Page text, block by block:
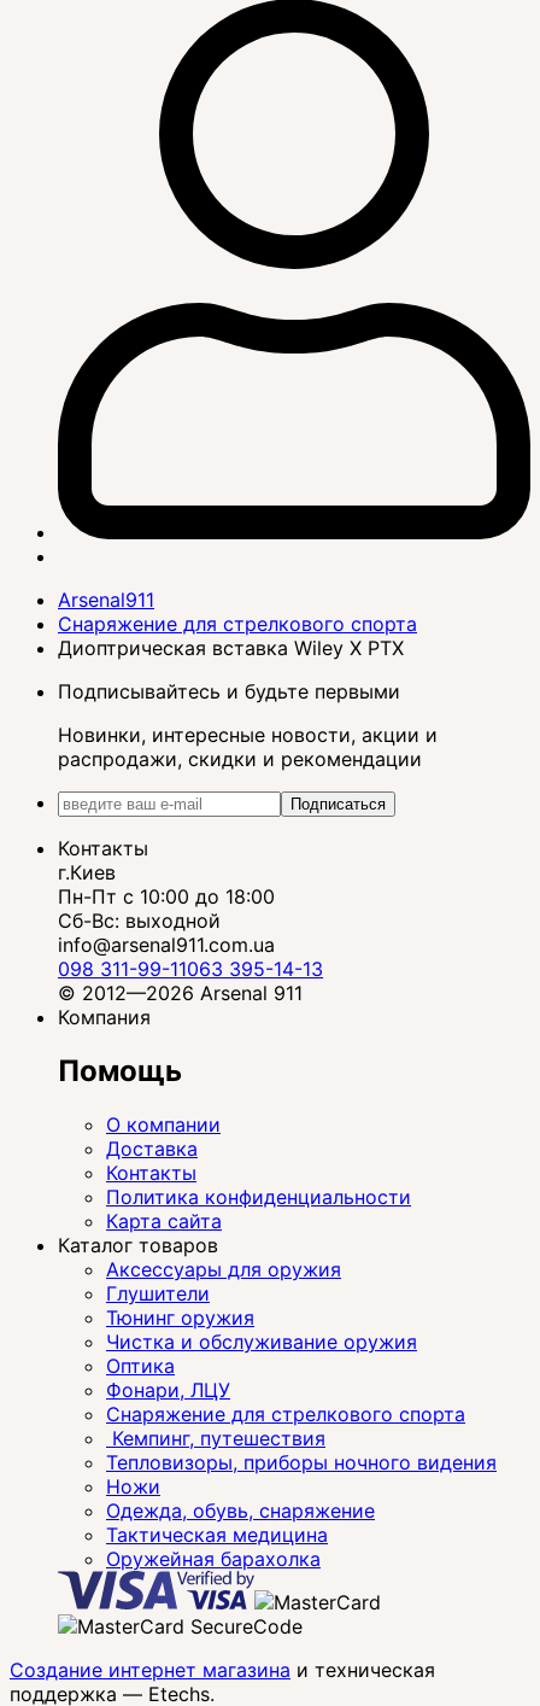
Arsenal911
Снаряжение для стрелкового спорта
Диоптрическая вставка Wiley X PTX
Подписывайтесь и будьте первыми
Новинки, интересные новости, акции и
распродажи, скидки и рекомендации
Подписаться
Контакты
г.Киев
Пн-Пт с 10:00 до 18:00
Сб-Вс: выходной
info@arsenal911.com.ua
098 311-99-11063 395-14-13
© 2012—2026 Arsenal 911
Компания
Помощь
О компании
Доставка
Контакты
Политика конфиденциальности
Карта сайта
Каталог товаров
Аксессуары для оружия
Глушители
Тюнинг оружия
Чистка и обслуживание оружия
Оптика
Фонари, ЛЦУ
Снаряжение для стрелкового спорта
Кемпинг, путешествия
Тепловизоры, приборы ночного видения
Ножи
Одежда, обувь, снаряжение
Тактическая медицина
Оружейная барахолка
Создание интернет магазина и техническая
поддержка — Etechs.